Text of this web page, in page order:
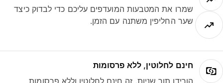
שמרו את המטבעות המועדפים עליכם כדי לבדוק כיצד
שער החליפין משתנה עם הזמן.
חינם לחלוטין, ללא פרסומות